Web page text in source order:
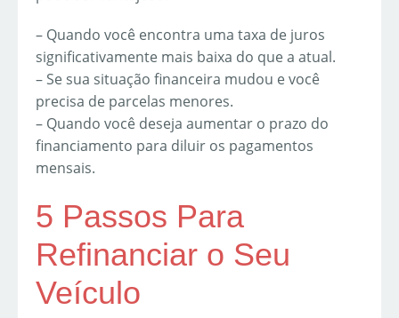
– Quando você encontra uma taxa de juros
significativamente mais baixa do que a atual.
– Se sua situação financeira mudou e você
precisa de parcelas menores.
– Quando você deseja aumentar o prazo do
financiamento para diluir os pagamentos
mensais.
5 Passos Para
Refinanciar o Seu
Veículo